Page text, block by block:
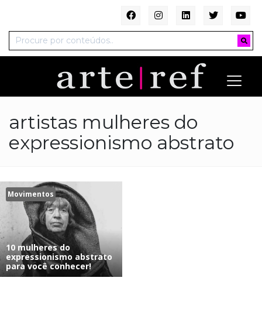
artistas mulheres do
expressionismo abstrato
Movimentos
10 mulheres do
expressionismo abstrato
para você conhecer!